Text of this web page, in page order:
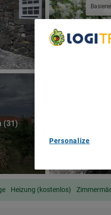
(31)
Heizung (kostenlos)
Personalize